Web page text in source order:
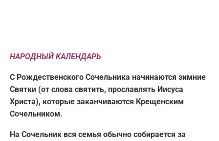
НАРОДНЫЙ КАЛЕНДАРЬ
С Рождественского Сочельника начинаются зимние
Святки (от слова святить, прославлять Иисуса
Христа), которые заканчиваются Крещенским
Сочельником.
На Сочельник вся семья обычно собирается за